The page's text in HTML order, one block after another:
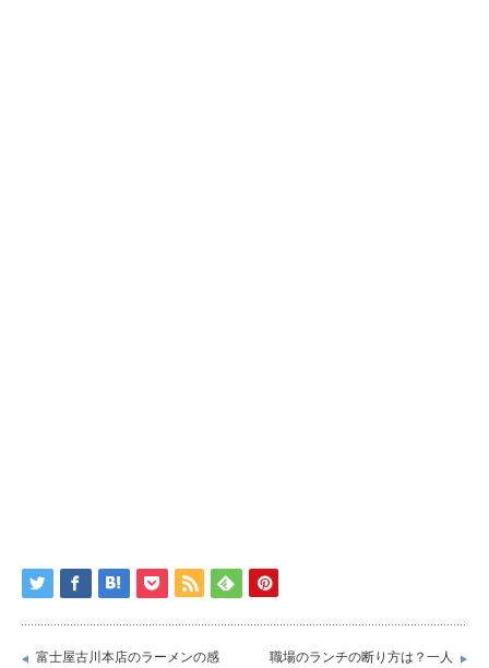
富士屋古川本店のラーメンの感
職場のランチの断り方は？一人